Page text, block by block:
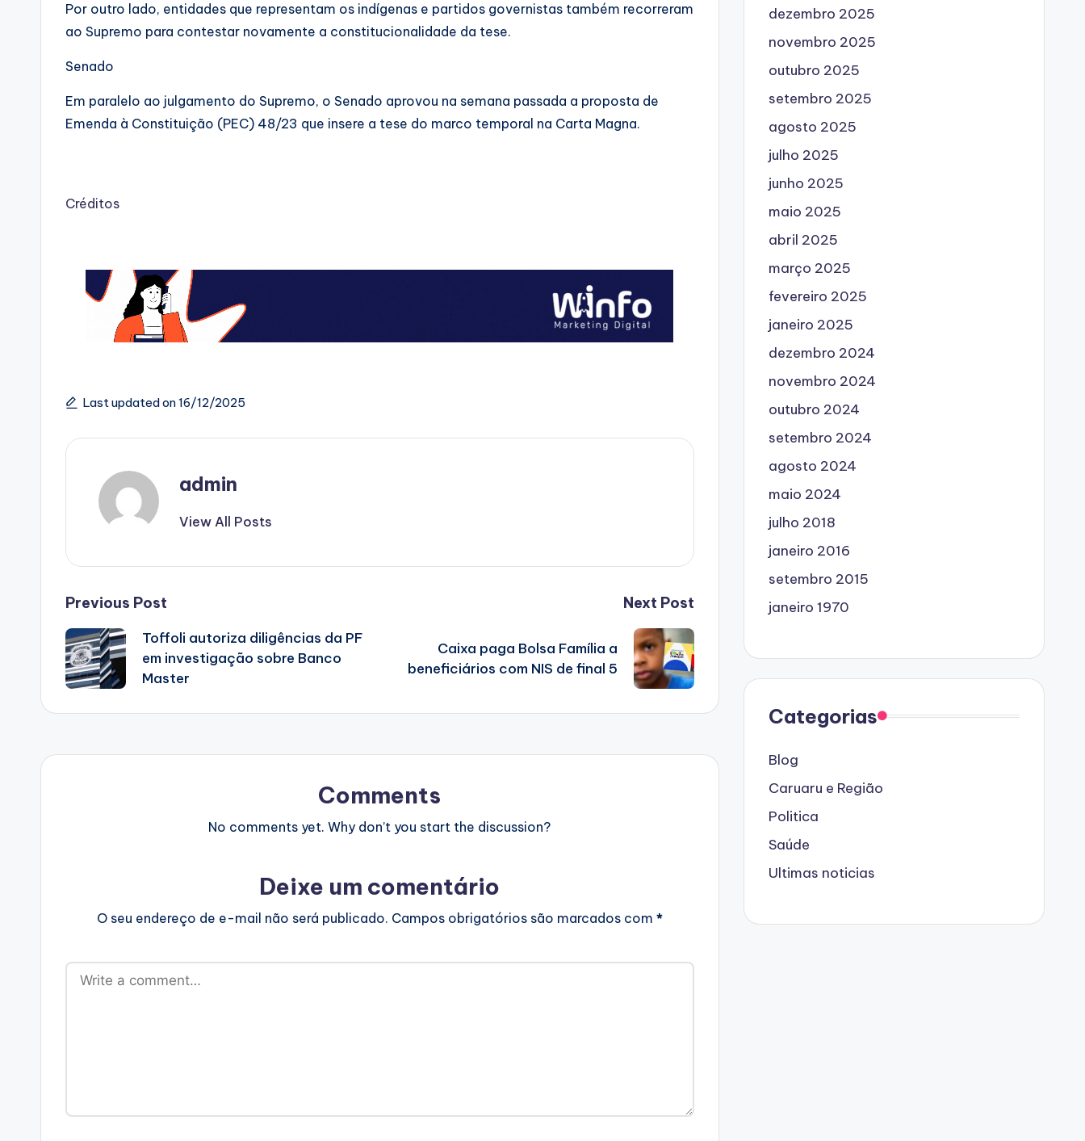
Por outro lado, entidades que representam os indígenas e partidos governistas também recorreram
ao Supremo para contestar novamente a constitucionalidade da tese.
Senado
Em paralelo ao julgamento do Supremo, o Senado aprovou na semana passada a proposta de
Emenda à Constituição (PEC) 48/23 que insere a tese do marco temporal na Carta Magna.
Créditos
Last updated on 16/12/2025
admin
View All Posts
Post
navigation
Previous Post
Toffoli autoriza diligências da PF
em investigação sobre Banco
Master
Next Post
Caixa paga Bolsa Família a
beneficiários com NIS de final 5
Comments
No comments yet. Why don’t you start the discussion?
Deixe um comentário
O seu endereço de e-mail não será publicado. Campos obrigatórios são marcados com *
dezembro 2025
novembro 2025
outubro 2025
setembro 2025
agosto 2025
julho 2025
junho 2025
maio 2025
abril 2025
março 2025
fevereiro 2025
janeiro 2025
dezembro 2024
novembro 2024
outubro 2024
setembro 2024
agosto 2024
maio 2024
julho 2018
janeiro 2016
setembro 2015
janeiro 1970
Categorias
Blog
Caruaru e Região
Politica
Saúde
Ultimas noticias